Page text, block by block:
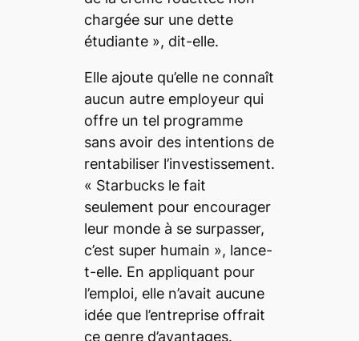
chargée sur une dette
étudiante », dit-elle.
Elle ajoute qu’elle ne connaît
aucun autre employeur qui
offre un tel programme
sans avoir des intentions de
rentabiliser l’investissement.
« Starbucks le fait
seulement pour encourager
leur monde à se surpasser,
c’est super humain », lance-
t-elle. En appliquant pour
l’emploi, elle n’avait aucune
idée que l’entreprise offrait
ce genre d’avantages.